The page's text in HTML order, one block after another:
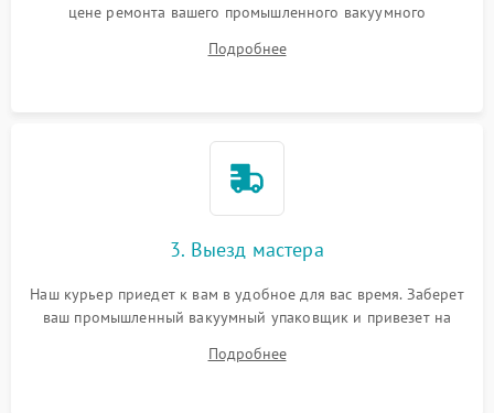
цене ремонта вашего промышленного вакуумного
Подробнее
3. Выезд мастера
Наш курьер приедет к вам в удобное для вас время. Заберет
ваш промышленный вакуумный упаковщик и привезет на
Подробнее